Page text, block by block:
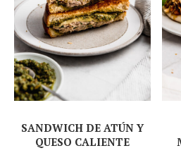
SANDWICH DE ATÚN Y
QUESO CALIENTE